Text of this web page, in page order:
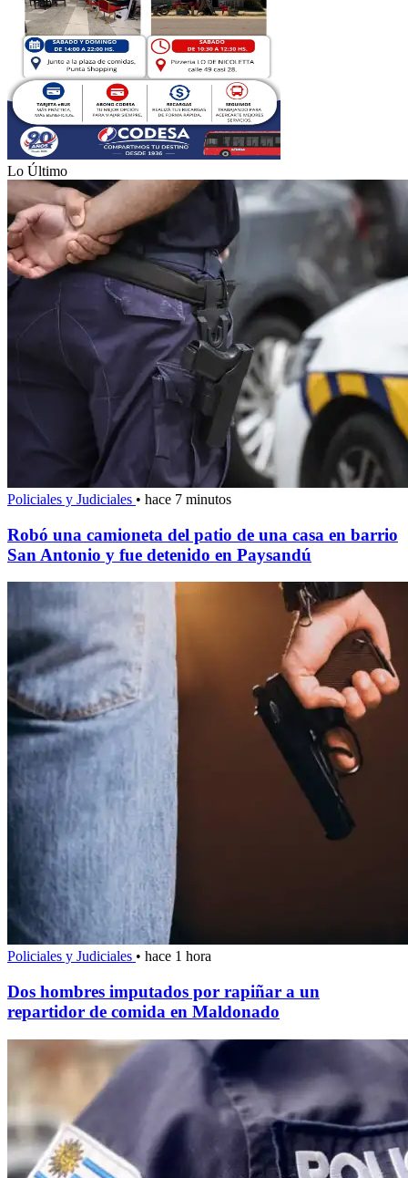
Lo Último
Policiales y Judiciales • hace 7 minutos
Robó una camioneta del patio de una casa en barrio
San Antonio y fue detenido en Paysandú
Policiales y Judiciales • hace 1 hora
Dos hombres imputados por rapiñar a un
repartidor de comida en Maldonado